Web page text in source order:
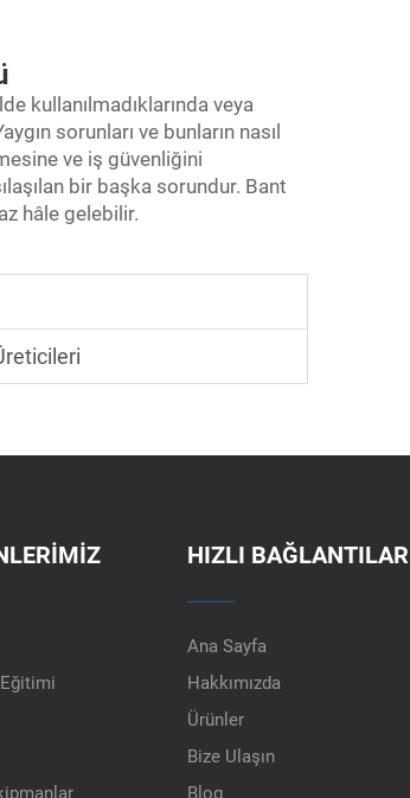
kullanılmadıklarında veya
sorunları ve bunların nasıl
ve iş güvenliğini
bir başka sorundur. Bant
hâle gelebilir.
HIZLI BAĞLANTILAR
Ana Sayfa
Hakkımızda
Ürünler
Bize Ulaşın
Blog